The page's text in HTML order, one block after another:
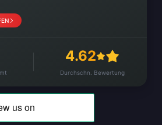
4.62
Durchschn. Bewertung